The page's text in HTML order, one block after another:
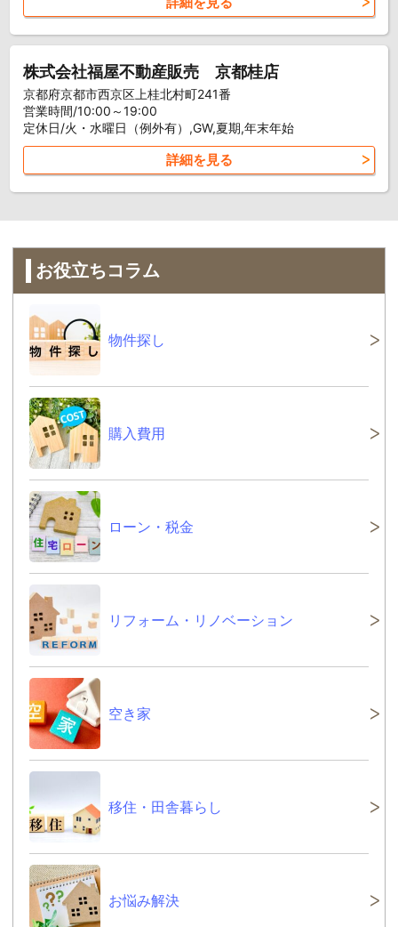
株式会社福屋不動産販売 京都桂店
京都府京都市西京区上桂北村町241番
営業時間/10:00～19:00
定休日/火・水曜日（例外有）,GW,夏期,年末年始
詳細を見る
お役立ちコラム
物件探し
購入費用
ローン・税金
リフォーム・リノベーション
空き家
移住・田舎暮らし
お悩み解決